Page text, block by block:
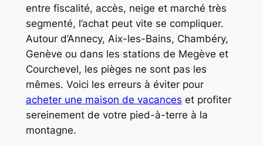
entre fiscalité, accès, neige et marché très
segmenté, l’achat peut vite se compliquer.
Autour d’Annecy, Aix-les-Bains, Chambéry,
Genève ou dans les stations de Megève et
Courchevel, les pièges ne sont pas les
mêmes. Voici les erreurs à éviter pour
acheter une maison de vacances et profiter
sereinement de votre pied-à-terre à la
montagne.